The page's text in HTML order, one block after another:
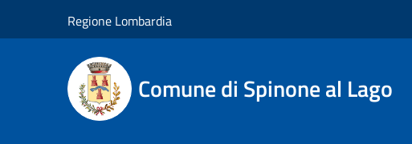
Regione Lombardia
Comune di Spinone al Lago